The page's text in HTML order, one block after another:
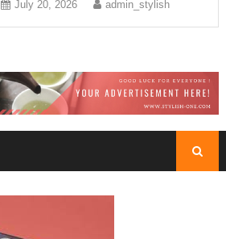
July 20, 2026 admin_stylish